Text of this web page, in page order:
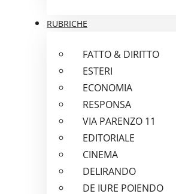
RUBRICHE
FATTO & DIRITTO
ESTERI
ECONOMIA
RESPONSA
VIA PARENZO 11
EDITORIALE
CINEMA
DELIRANDO
DE IURE POIENDO